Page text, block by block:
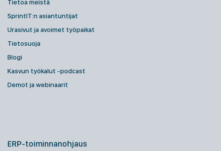
Tietoa meistä
SprintIT:n asiantuntijat
Urasivut ja avoimet työpaikat
Tietosuoja
Blogi
Kasvun työkalut -podcast
Demot ja webinaarit
ERP-toiminnanohjaus